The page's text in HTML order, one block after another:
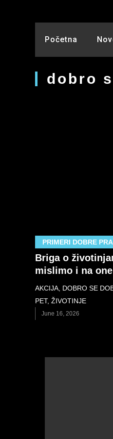
Početna
dobro
PRIMERI DOBRE
Briga o
mislimo i na
AKCIJA DOBRO SE
PET, ŽIVOTINJE
June 16, 2026